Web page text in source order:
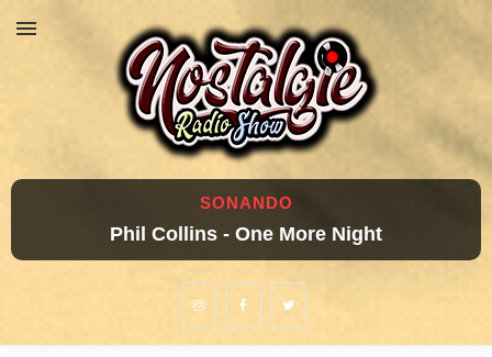
SONANDO
Phil Collins - One More Night